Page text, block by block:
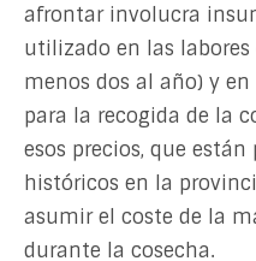
afrontar involucra
utilizado en las
menos dos al año) y
para la recogida de la
esos precios, que
históricos en la
asumir el coste de la
durante la cosecha.